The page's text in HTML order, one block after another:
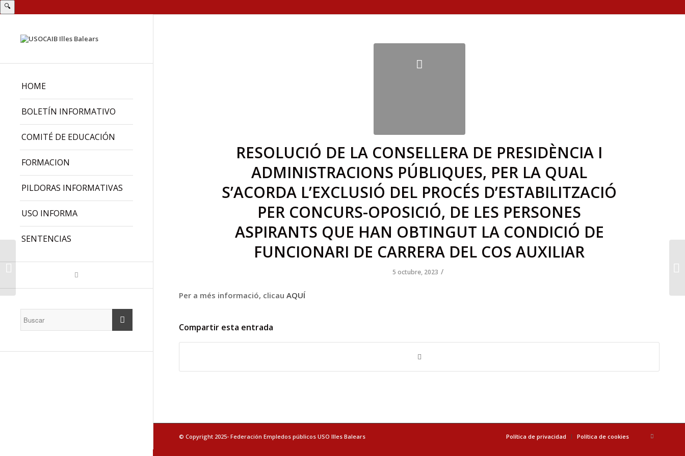
🔍
HOME
BOLETÍN INFORMATIVO
COMITÉ DE EDUCACIÓN
FORMACION
PILDORAS INFORMATIVAS
USO INFORMA
SENTENCIAS
RESOLUCIÓ DE LA CONSELLERA DE PRESIDÈNCIA I
ADMINISTRACIONS PÚBLIQUES, PER LA QUAL
S’ACORDA L’EXCLUSIÓ DEL PROCÉS D’ESTABILITZACIÓ
PER CONCURS-OPOSICIÓ, DE LES PERSONES
ASPIRANTS QUE HAN OBTINGUT LA CONDICIÓ DE
FUNCIONARI DE CARRERA DEL COS AUXILIAR
5 octubre, 2023 /
Per a més informació, clicau AQUÍ
Compartir esta entrada
© Copyright 2025- Federación Empledos públicos USO Illes Balears Política de privacidad Política de cookies
QUE LOS
FUNCIONARIOS A1 DE